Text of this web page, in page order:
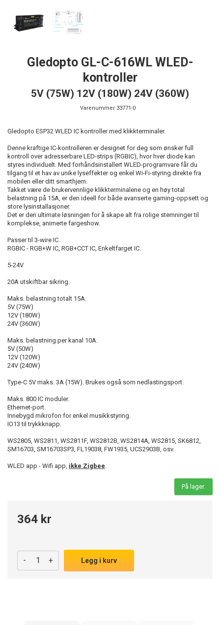
Gledopto GL-C-616WL WLED-
kontroller
5V (75W) 12V (180W) 24V (360W)
Varenummer 33771-0
Gledopto ESP32 WLED IC kontroller med klikkterminaler.
Denne kraftige IC-kontrolleren er designet for deg som ønsker full
kontroll over adresserbare LED-strips (RGBIC), hvor hver diode kan
styres individuelt. Med forhåndsinstallert WLED-programvare får du
tilgang til et hav av unike lyseffekter og enkel Wi-Fi-styring direkte fra
mobilen eller ditt smarthjem.
Takket være de brukervennlige klikkterminalene og en høy total
belastning på 15A, er den ideell for både avanserte gaming-oppsett og
store lysinstallasjoner.
Det er den ultimate løsningen for å skape alt fra rolige stemninger til
komplekse, animerte fargeshow.
Passer til 3-wire IC.
RGBIC - RGB+W IC, RGB+CCT IC, Enkeltfarget IC.
5-24V
20A utskiftbar sikring.
Maks. belastning totalt 15A.
5V (75W)
12V (180W)
24V (360W)
Maks. belastning per kanal 10A.
5V (50W)
12V (120W)
24V (240W)
Type-C 5V maks. 3A (15W). Brukes også som nedlastingsport.
Maks. 800 IC moduler.
Ethernet-port.
Innebygd mikrofon for enkel musikkstyring.
IO13 til trykkknapp.
WS2805, WS2811, WS2811F, WS2812B, WS2814A, WS2815, SK6812,
SM16703, SM16703SP3, FL19038, FW1935, UCS2903B, osv.
WLED app - Wifi app, ikke Zigbee
På lager.
364 kr
- + Legg i kurv